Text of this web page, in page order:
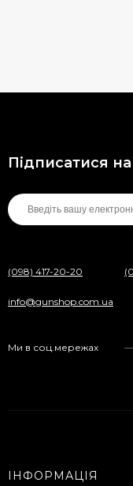
Підписатися
(098) 417-20-20
info@gunshop.com.ua
Ми в соц.мережах
ІНФОРМАЦІЯ